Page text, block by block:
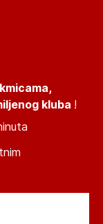
kluba !